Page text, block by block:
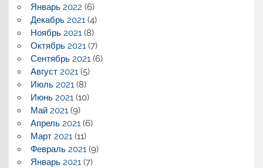
Январь 2022 (6)
Декабрь 2021(4)
Ноябрь 2021(8)
Октябрь 2021(7)
Сентябрь 2021(6)
Август 2021(5)
Июль 2021(8)
Июнь 2021(10)
Май 2021(9)
Апрель 2021(6)
Март 2021(11)
Февраль 2021(9)
Январь 2021(7)